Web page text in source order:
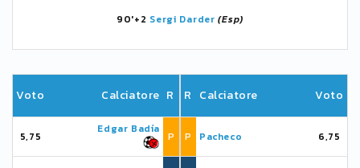
90'+2 Sergi Darder (Esp)
Voto Calciatore R
5,75
Edgar Badía
P
R Calciatore Voto
P Pacheco 6,75